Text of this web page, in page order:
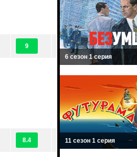
9
8.4
6 сезон 1 серия
11 сезон 1 серия